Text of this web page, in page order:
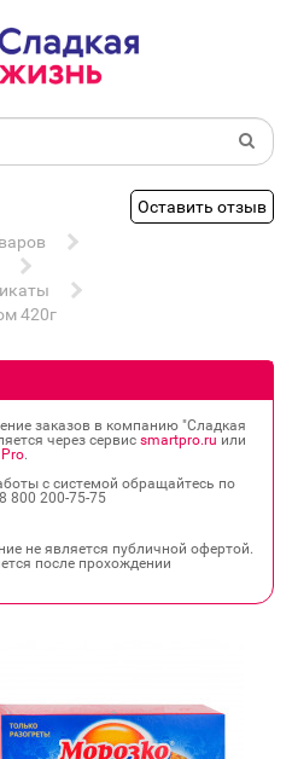
Оставить отзыв
420г
заказов в компанию "Сладкая
через сервис smartpro.ru или
.
с системой обращайтесь по
800 200‐75‐75
не является публичной офертой.
после прохождении